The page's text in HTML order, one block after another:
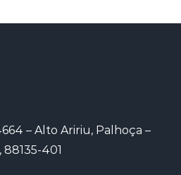
– Alto Aririu, Palhoça –
88135-401